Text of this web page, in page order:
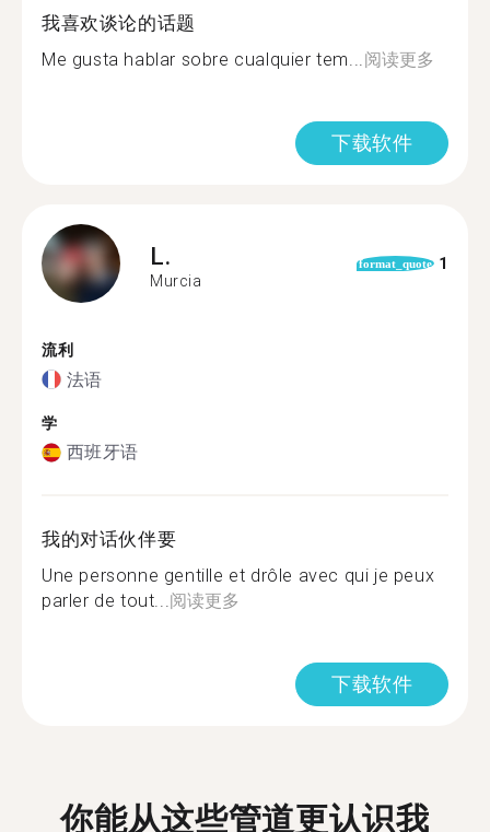
我喜欢谈论的话题
Me gusta hablar sobre cualquier tem...阅读更多
下载软件
L.
Murcia
format_quote 1
流利
法语
学
西班牙语
我的对话伙伴要
Une personne gentille et drôle avec qui je peux
parler de tout...阅读更多
下载软件
你能从这些管道更认识我